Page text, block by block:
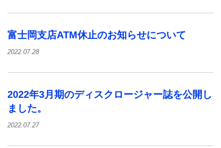
富士岡支店ATM休止のお知らせについて
2022.07.28
2022年3月期のディスクロージャー誌を公開し
ました。
2022.07.27